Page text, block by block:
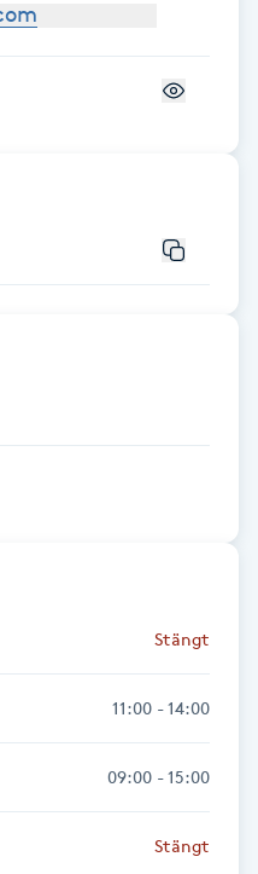
Stängt
11:00 - 14:00
09:00 - 15:00
Stängt